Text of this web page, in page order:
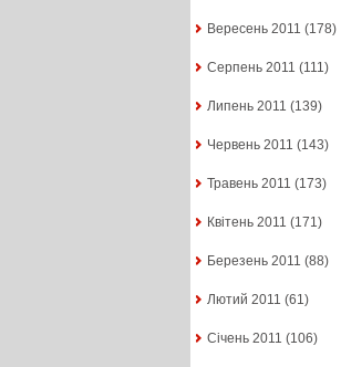
Вересень 2011 (178)
Серпень 2011 (111)
Липень 2011 (139)
Червень 2011 (143)
Травень 2011 (173)
Квітень 2011 (171)
Березень 2011 (88)
Лютий 2011 (61)
Січень 2011 (106)